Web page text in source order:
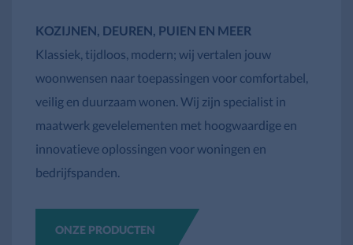
KOZIJNEN, DEUREN, PUIEN EN MEER
Klassiek, tijdloos, modern; wij vertalen jouw
woonwensen naar toepassingen voor comfortabel,
veilig en duurzaam wonen. Wij zijn specialist in
maatwerk gevelelementen met hoogwaardige en
innovatieve oplossingen voor woningen en
bedrijfspanden.
ONZE PRODUCTEN